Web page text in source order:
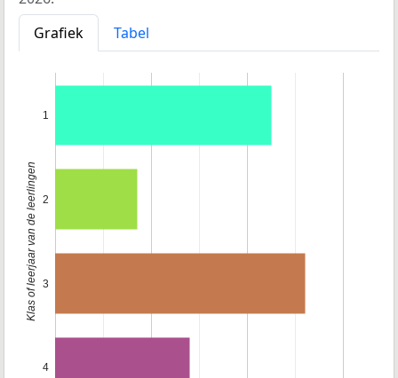
Grafiek
Tabel
1
2
3
4
Klas of leerjaar van de leerlingen